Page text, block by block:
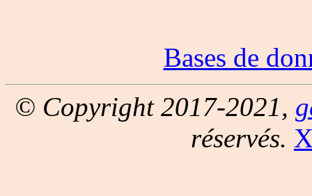
Bases de
© Copyright 2017-2021,
réservés.